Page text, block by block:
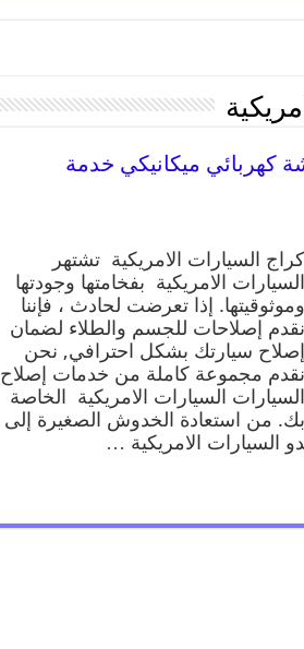
الامريكية 99009551 ورشة كهربائي ميكانيكي خدمة
كراج السيارات الامريكية تشتهر
السيارات الامريكية بفخامتها وجودتها
وموثوقيتها. إذا تعرضت لحادث ، فإننا
نقدم إصلاحات للجسم والطلاء لضمان
إصلاح سيارتك بشكل احترافي, نحن
نقدم مجموعة كاملة من خدمات إصلاح
السيارات السيارات الامريكية الخاصة
بك. من استعادة الخدوش الصغيرة إلى
السيارات الامريكية …